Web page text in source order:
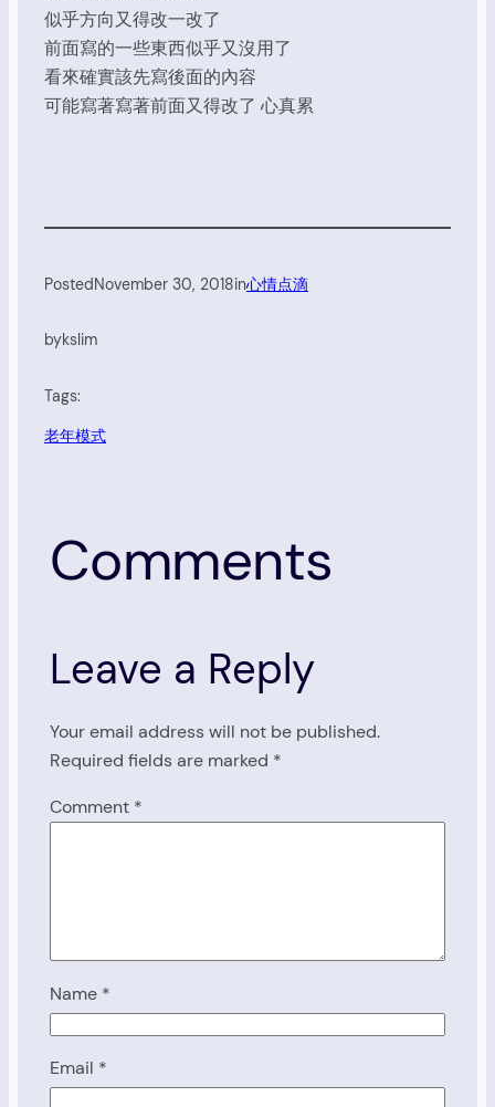
似乎方向又得改一改了
前面寫的一些東西似乎又沒用了
看來確實該先寫後面的內容
可能寫著寫著前面又得改了 心真累
PostedNovember 30, 2018in心情点滴
bykslim
Tags:
老年模式
Comments
Leave a Reply
Your email address will not be published.
Required fields are marked *
Comment *
Name *
Email *